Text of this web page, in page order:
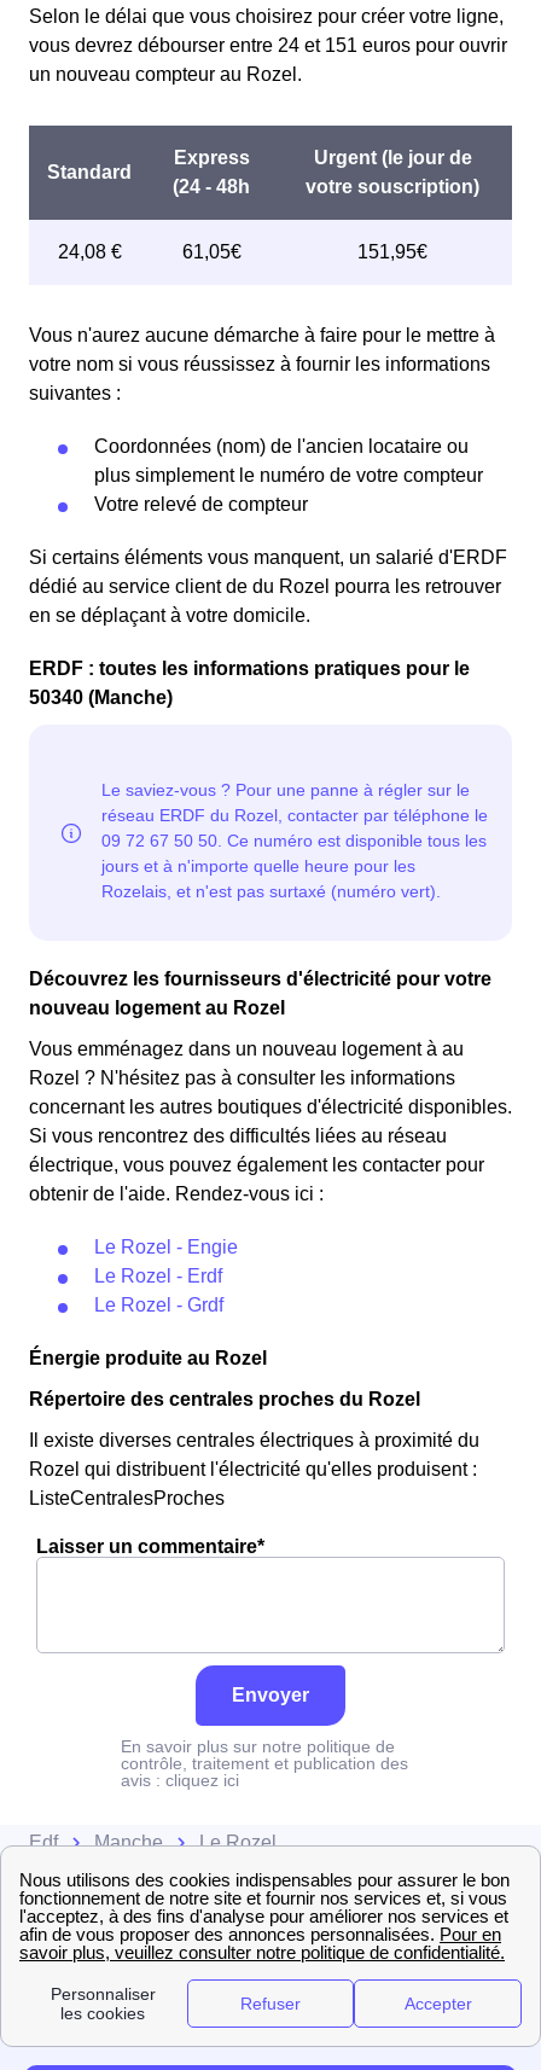
tarif est proposé par la plupart des fournisseurs
d'électricité en France et est accessible aux Rozelais
avant 1998. Elle implique deux tarifs : pendant 22 jours,
le prix de l'électricité est multiplié par quatre, tandis que
les autres jours de l'année, le prix est réduit de 20% par
Selon le délai que vous choisirez pour créer votre ligne,
vous devrez débourser entre 24 et 151 euros pour ouvrir
un nouveau compteur au Rozel.
Vous n'aurez aucune démarche à faire pour le mettre à
votre nom si vous réussissez à fournir les informations
suivantes :
Coordonnées (nom) de l'ancien locataire ou
plus simplement le numéro de votre compteur
Votre relevé de compteur
Si certains éléments vous manquent, un salarié d'ERDF
dédié au service client de du Rozel pourra les retrouver
en se déplaçant à votre domicile.
ERDF : toutes les informations pratiques pour le
50340 (Manche)
Découvrez les fournisseurs d'électricité pour votre
nouveau logement au Rozel
Vous emménagez dans un nouveau logement à au
Rozel ? N'hésitez pas à consulter les informations
concernant les autres boutiques d'électricité disponibles.
Si vous rencontrez des difficultés liées au réseau
électrique, vous pouvez également les contacter pour
obtenir de l'aide. Rendez-vous ici :
Le Rozel - Engie
Le Rozel - Erdf
Le Rozel - Grdf
Énergie produite au Rozel
Répertoire des centrales proches du Rozel
Il existe diverses centrales électriques à proximité du
Rozel qui distribuent l'électricité qu'elles produisent :
ListeCentralesProches
Laisser un commentaire*
Envoyer
En savoir plus sur notre politique de
contrôle, traitement et publication des
avis : cliquez ici
Edf Manche Le Rozel